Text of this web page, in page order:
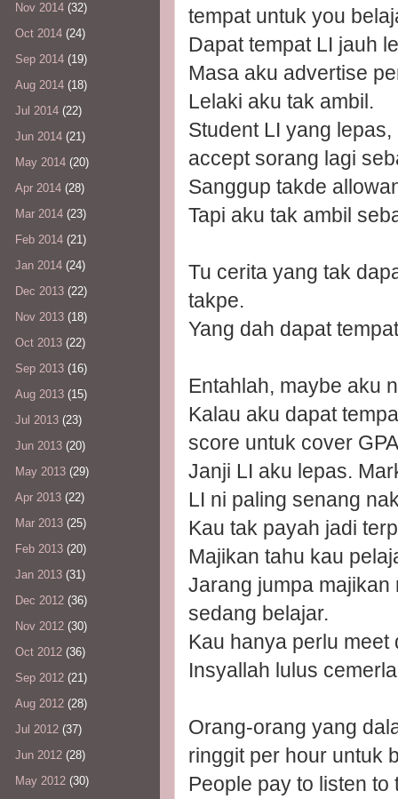
tempat untuk you
Dapat tempat LI jauh
Masa aku advertise
Lelaki aku tak ambil.
Student LI yang
accept sorang lagi
Sanggup takde
Tapi aku tak ambil
Tu cerita yang tak
takpe.
Yang dah dapat
Entahlah, maybe aku
Kalau aku dapat
score untuk cover
Janji LI aku lepas.
LI ni paling senang
Kau tak payah jadi
Majikan tahu kau
Jarang jumpa
sedang belajar.
Kau hanya perlu
Insyallah lulus
Orang-orang yang
ringgit per hour untuk
People pay to listen
Nov 2014 (32)
Oct 2014 (24)
Sep 2014 (19)
Aug 2014 (18)
Jul 2014 (22)
Jun 2014 (21)
May 2014 (20)
Apr 2014 (28)
Mar 2014 (23)
Feb 2014 (21)
Jan 2014 (24)
Dec 2013 (22)
Nov 2013 (18)
Oct 2013 (22)
Sep 2013 (16)
Aug 2013 (15)
Jul 2013 (23)
Jun 2013 (20)
May 2013 (29)
Apr 2013 (22)
Mar 2013 (25)
Feb 2013 (20)
Jan 2013 (31)
Dec 2012 (36)
Nov 2012 (30)
Oct 2012 (36)
Sep 2012 (21)
Aug 2012 (28)
Jul 2012 (37)
Jun 2012 (28)
May 2012 (30)